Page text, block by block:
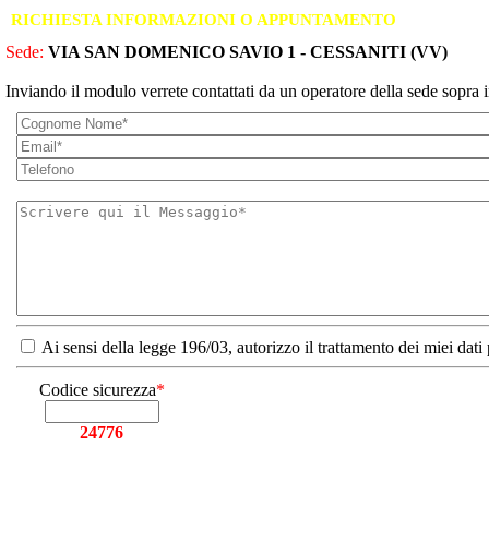
RICHIESTA INFORMAZIONI O APPUNTAMENTO
Sede: VIA SAN DOMENICO SAVIO 1 - CESSANITI (VV)
Inviando il modulo verrete contattati da un operatore della sede sopra
Ai sensi della legge 196/03, autorizzo il trattamento dei miei
Codice sicurezza*
24776